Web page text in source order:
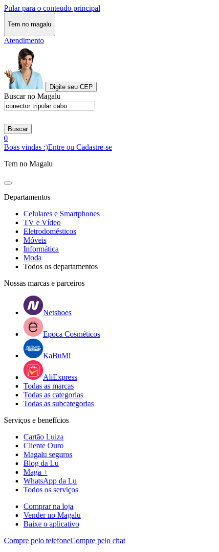
Pular para o conteudo principal
Tem no magalu
Atendimento
Digite seu CEP
Buscar no Magalu
Buscar
0
Boas vindas :)Entre ou Cadastre-se
Tem no Magalu
Departamentos
Celulares e Smartphones
TV e Vídeo
Eletrodomésticos
Móveis
Informática
Moda
Todos os departamentos
Nossas marcas e parceiros
Netshoes
Epoca Cosméticos
KaBuM!
AliExpress
Todas as marcas
Todas as categorias
Todas as subcategorias
Serviços e benefícios
Cartão Luiza
Cliente Ouro
Magalu seguros
Blog da Lu
Maga +
WhatsApp da Lu
Todos os serviços
Comprar na loja
Vender no Magalu
Baixe o aplicativo
Compre pelo telefoneCompre pelo chat